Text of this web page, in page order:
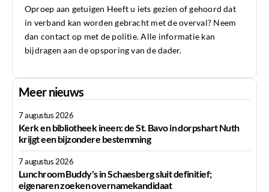
Oproep aan getuigen Heeft u iets gezien of gehoord dat
in verband kan worden gebracht met de overval? Neem
dan contact op met de politie. Alle informatie kan
bijdragen aan de opsporing van de dader.
Meer nieuws
7 augustus 2026
Kerk en bibliotheek ineen: de St. Bavo in dorpshart Nuth
krijgt een bijzondere bestemming
7 augustus 2026
Lunchroom Buddy's in Schaesberg sluit definitief;
eigenaren zoeken overnamekandidaat